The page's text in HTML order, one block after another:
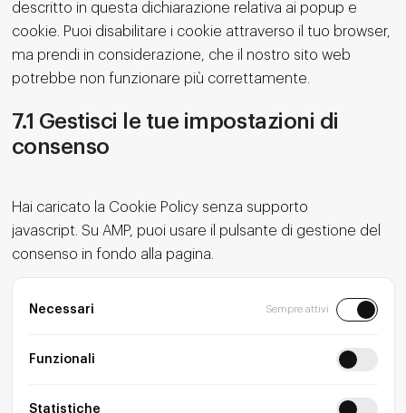
descritto in questa dichiarazione relativa ai popup e
cookie. Puoi disabilitare i cookie attraverso il tuo browser,
ma prendi in considerazione, che il nostro sito web
potrebbe non funzionare più correttamente.
7.1 Gestisci le tue impostazioni di
consenso
Hai caricato la Cookie Policy senza supporto
javascript. Su AMP, puoi usare il pulsante di gestione del
consenso in fondo alla pagina.
Necessari Sempre attivi
Funzionali
Statistiche